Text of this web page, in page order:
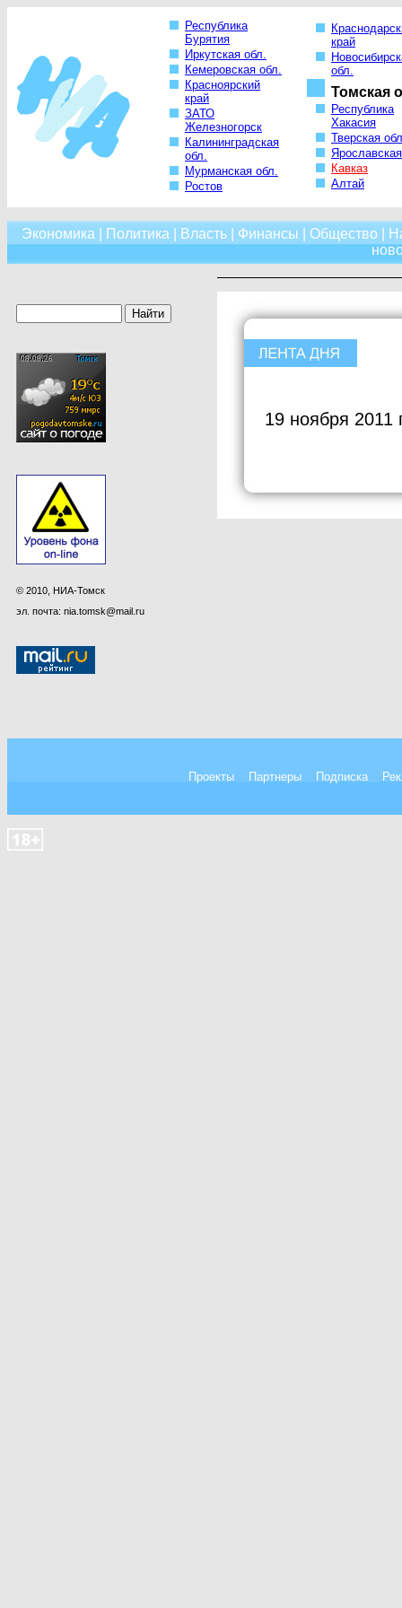
Республика
Бурятия
Иркутская обл.
Кемеровская обл.
Красноярский
край
ЗАТО
Железногорск
Калининградская
обл.
Мурманская обл.
Ростов
край
обл.
Томская
Республика
Хакасия
Тверская
Кавказ
Алтай
Экономика Политика Власть| Финансы Общество
© 2010, НИА-Томск
эл. почта: nia.tomsk@mail.ru
19 ноября 2011
Проекты Партнеры Подписка